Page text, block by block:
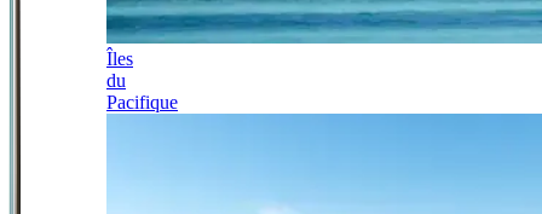
Îles
du
Pacifique